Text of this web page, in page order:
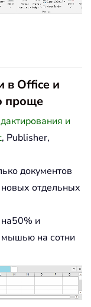
в Office и
проще
и
, Publisher,
документов
новых отдельных
и
мышью на сотни